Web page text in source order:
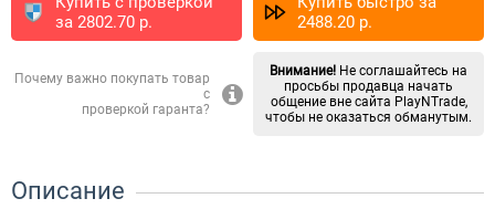
за 2802.70 p.
2488.20 p.
Почему важно покупать товар
с
проверкой гаранта?
Внимание! Не соглашайтесь на
просьбы продавца начать
общение вне сайта PlayNTrade,
чтобы не оказаться обманутым.
Описание